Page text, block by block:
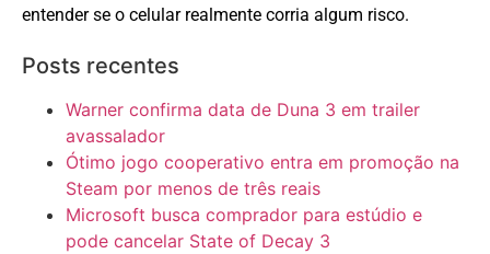
entender se o celular realmente corria algum risco.
Posts recentes
Warner confirma data de Duna 3 em trailer
avassalador
Ótimo jogo cooperativo entra em promoção na
Steam por menos de três reais
Microsoft busca comprador para estúdio e
pode cancelar State of Decay 3